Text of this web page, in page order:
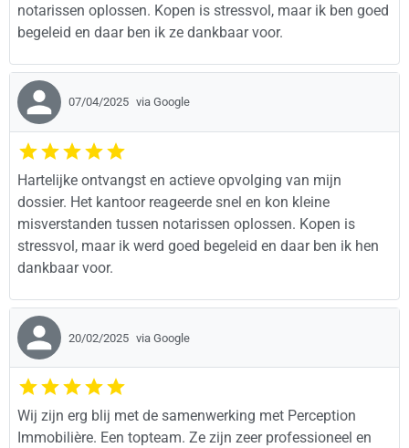
notarissen oplossen. Kopen is stressvol, maar ik ben goed
begeleid en daar ben ik ze dankbaar voor.
07/04/2025 via Google
Hartelijke ontvangst en actieve opvolging van mijn
dossier. Het kantoor reageerde snel en kon kleine
misverstanden tussen notarissen oplossen. Kopen is
stressvol, maar ik werd goed begeleid en daar ben ik hen
dankbaar voor.
20/02/2025 via Google
Wij zijn erg blij met de samenwerking met Perception
Immobilière. Een topteam. Ze zijn zeer professioneel en